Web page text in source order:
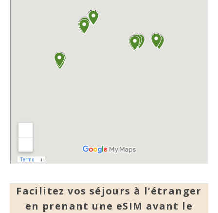
Facilitez vos séjours à l’étranger
en prenant une eSIM avant le